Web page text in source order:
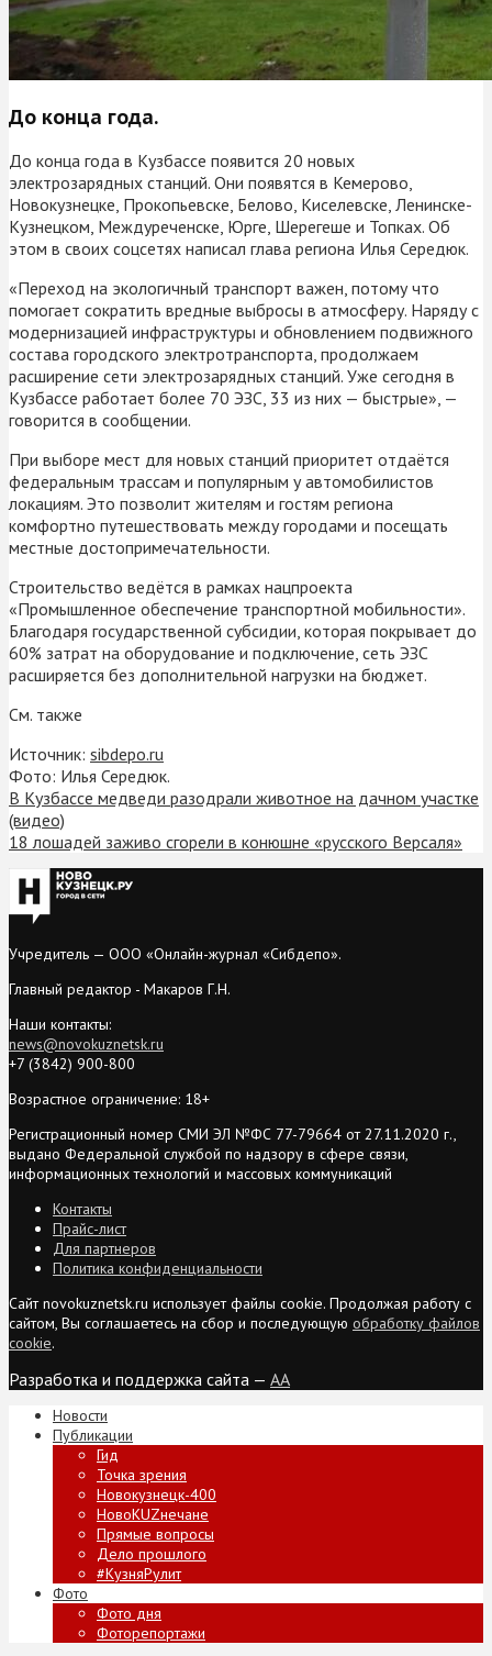
До конца года.
До конца года в Кузбассе появится 20 новых
электрозарядных станций. Они появятся в Кемерово,
Новокузнецке, Прокопьевске, Белово, Киселевске, Ленинске-
Кузнецком, Междуреченске, Юрге, Шерегеше и Топках. Об
этом в своих соцсетях написал глава региона Илья Середюк.
«Переход на экологичный транспорт важен, потому что
помогает сократить вредные выбросы в атмосферу. Наряду с
модернизацией инфраструктуры и обновлением подвижного
состава городского электротранспорта, продолжаем
расширение сети электрозарядных станций. Уже сегодня в
Кузбассе работает более 70 ЭЗС, 33 из них — быстрые», —
говорится в сообщении.
При выборе мест для новых станций приоритет отдаётся
федеральным трассам и популярным у автомобилистов
локациям. Это позволит жителям и гостям региона
комфортно путешествовать между городами и посещать
местные достопримечательности.
Строительство ведётся в рамках нацпроекта
«Промышленное обеспечение транспортной мобильности».
Благодаря государственной субсидии, которая покрывает до
60% затрат на оборудование и подключение, сеть ЭЗС
расширяется без дополнительной нагрузки на бюджет.
См. также
Источник: sibdepo.ru
Фото: Илья Середюк.
В Кузбассе медведи разодрали животное на дачном участке
(видео)
18 лошадей заживо сгорели в конюшне «русского Версаля»
Учредитель — ООО «Онлайн-журнал «Сибдепо».
Главный редактор - Макаров Г.Н.
Наши контакты:
news@novokuznetsk.ru
+7 (3842) 900-800
Возрастное ограничение: 18+
Регистрационный номер СМИ ЭЛ №ФС 77-79664 от 27.11.2020 г.,
выдано Федеральной службой по надзору в сфере связи,
информационных технологий и массовых коммуникаций
Контакты
Прайс-лист
Для партнеров
Политика конфиденциальности
Сайт novokuznetsk.ru использует файлы cookie. Продолжая работу с
сайтом, Вы соглашаетесь на сбор и последующую обработку файлов
cookie.
Разработка и поддержка сайта — AA
Новости
Публикации
Гид
Точка зрения
Новокузнецк-400
НовоKUZнечане
Прямые вопросы
Дело прошлого
#КузняРулит
Фото
Фото дня
Фоторепортажи